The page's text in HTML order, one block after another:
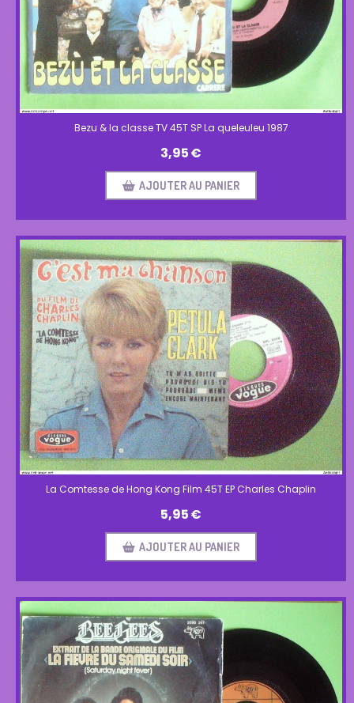
Bezu & la classe TV 45T SP La queleuleu 1987
3,95€
AJOUTER AU PANIER
La Comtesse de Hong Kong Film 45T EP Charles Chaplin
5,95€
AJOUTER AU PANIER